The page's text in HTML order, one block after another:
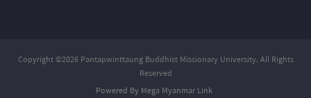
Copyright ©2026 Pantapwinttaung Buddhist Missionary University. All Rights
Reserved
Powered By Mega Myanmar Link